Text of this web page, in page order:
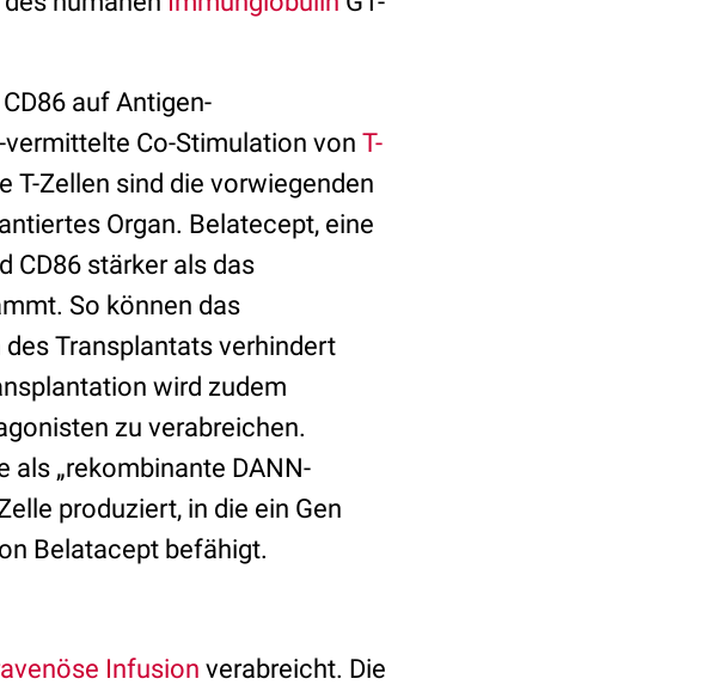
auf Antigen-
Co-Stimulation von T-
T-Zellen sind die vorwiegenden
Organ. Belatecept, eine
CD86 stärker als das
So können das
Transplantats verhindert
wird zudem
zu verabreichen.
„rekombinante DANN-
produziert, in die ein Gen
Belatacept befähigt.
Infusion verabreicht. Die